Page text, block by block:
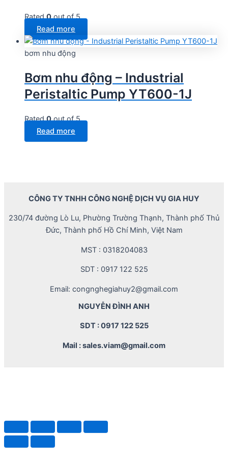
Rated0out of 5
Read more
bơm nhu động
Bơm nhu động – Industrial
Peristaltic Pump YT600-1J
Rated0out of 5
Read more
CÔNG TY TNHH CÔNG NGHỆ DỊCH VỤ GIA HUY
230/74 đường Lò Lu, Phường Trường Thạnh, Thành phố Thủ
Đức, Thành phố Hồ Chí Minh, Việt Nam
MST : 0318204083
SDT : 0917 122 525
Email: congnghegiahuy2@gmail.com
NGUYỄN ĐÌNH ANH
SDT : 0917 122 525
Mail : sales.viam@gmail.com